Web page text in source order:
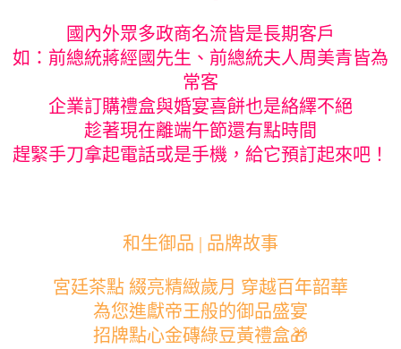
國內外眾多政商名流皆是長期客戶
如：前總統蔣經國先生、前總統夫人周美青皆為
常客
企業訂購禮盒與婚宴喜餅也是絡繹不絕
趁著現在離端午節還有點時間
趕緊手刀拿起電話或是手機，給它預訂起來吧！
和生御品 | 品牌故事
宮廷茶點 綴亮精緻歲月 穿越百年韶華
為您進獻帝王般的御品盛宴
招牌點心金磚綠豆黃禮盒🎁